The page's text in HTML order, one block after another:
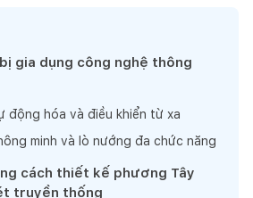
gia dụng công nghệ thông
động hóa và điều khiển từ xa
minh và lò nướng đa chức năng
cách thiết kế phương Tây
truyền thống